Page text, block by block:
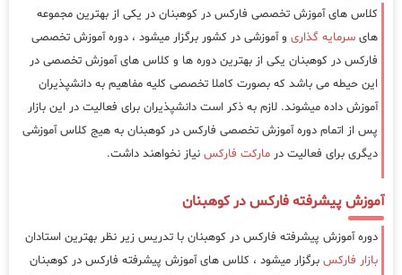
کلاس های آموزش تخصصی فارکس در کوهبنان در یکی از بهترین مجموعه
های سرمایه گذاری و آموزشی در کشور برگزار میشود ، دوره آموزش تخصصی
فارکس در کوهبنان یکی از بهترین دوره ها و کلاس های آموزش تخصصی در
این حیطه می باشد که بصورت کاملا تخصصی کلیه مفاهیم به دانشپذیران
آموزش داده میشوند. لازم به ذکر است دانشپذیران برای فعالیت در این بازار
پس از اتمام دوره آموزش تخصصی فارکس در کوهبنان به هیج کلاس آموزشی
دیگری برای فعالیت در مارکت فارکس نیاز نخواهند داشت.
آموزش پیشرفته فارکس در کوهبنان
دوره آموزش پیشرفته فارکس در کوهبنان با تدریس زیر نظر بهترین استادان
بازار فارکس برگزار میشود ، کلاس های آموزش پیشرفته فارکس در کوهبنان